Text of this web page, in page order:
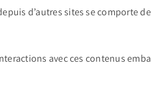
d’autres sites se comporte
avec ces contenus